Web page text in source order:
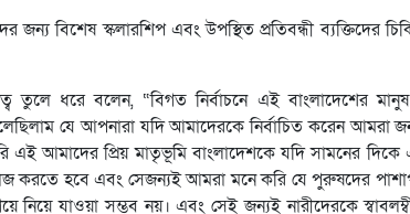
বিশেষ স্কলারশিপ এবং উপস্থিত প্রতিবন্ধী ব্যক্তিদের
তুলে ধরে বলেন, “বিগত নির্বাচনে এই বাংলাদেশের
যে আপনারা যদি আমাদেরকে নির্বাচিত করেন আমরা
আমাদের প্রিয় মাতৃভূমি বাংলাদেশকে যদি সামনের দিকে
হবে এবং সেজন্যই আমরা মনে করি যে পুরুষদের
নিয়ে যাওয়া সম্ভব নয়। এবং সেই জন্যই নারীদেরকে